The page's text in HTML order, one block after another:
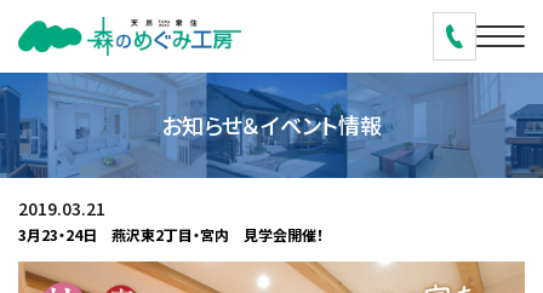
お知らせ＆イベント情報
2019.03.21
3月23・24日 燕沢東2丁目・宮内 見学会開催！